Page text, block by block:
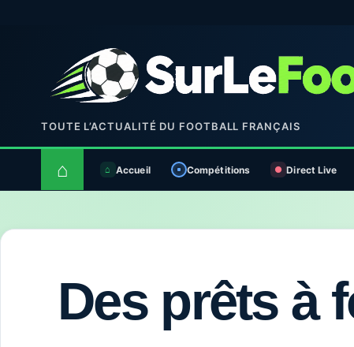
TOUTE L’ACTUALITÉ DU FOOTBALL FRANÇAIS
⌂ Accueil Compétitions Direct Live
Des prêts à